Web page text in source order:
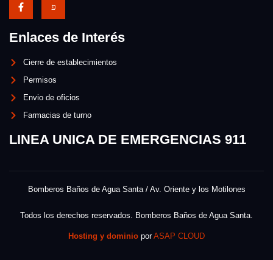
Enlaces de Interés
Cierre de establecimientos
Permisos
Envio de oficios
Farmacias de turno
LINEA UNICA DE EMERGENCIAS 911
Bomberos Baños de Agua Santa / Av. Oriente y los Motilones
Todos los derechos reservados. Bomberos Baños de Agua Santa.
Hosting y dominio porASAP CLOUD